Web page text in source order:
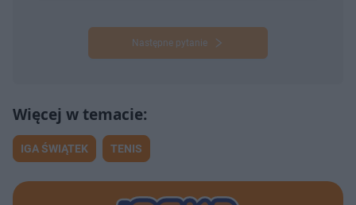
Następne pytanie
IGA ŚWIĄTEK TENIS